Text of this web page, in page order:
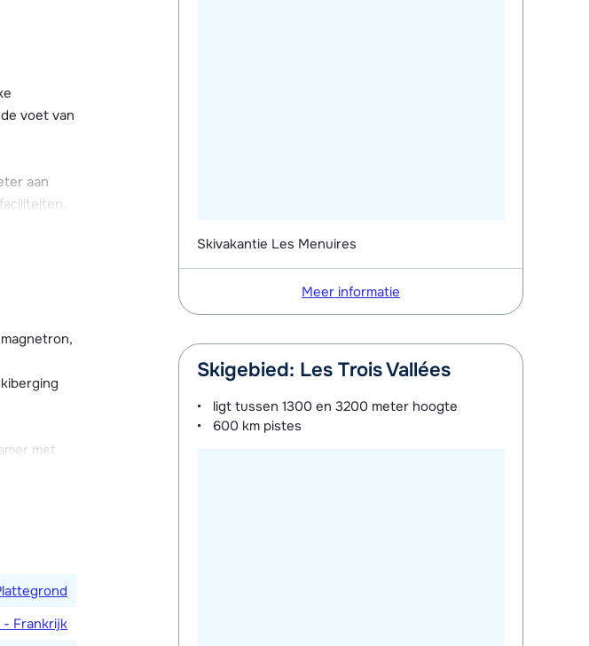
voet van
aan
met
- Frankrijk
Skivakantie Les Menuires
Meer informatie
Skigebied: Les Trois Vallées
ligt tussen1300 en 3200 meter hoogte
600 km pistes